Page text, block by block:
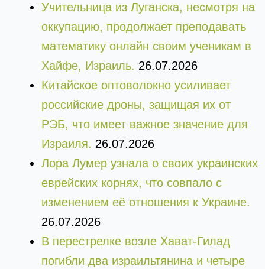
Учительница из Луганска, несмотря на
оккупацию, продолжает преподавать
математику онлайн своим ученикам в
Хайфе, Израиль. 26.07.2026
Китайское оптоволокно усиливает
российские дроны, защищая их от
РЭБ, что имеет важное значение для
Израиля. 26.07.2026
Лора Лумер узнала о своих украинских
еврейских корнях, что совпало с
изменением её отношения к Украине.
26.07.2026
В перестрелке возле Хават-Гилад
погибли два израильтянина и четыре